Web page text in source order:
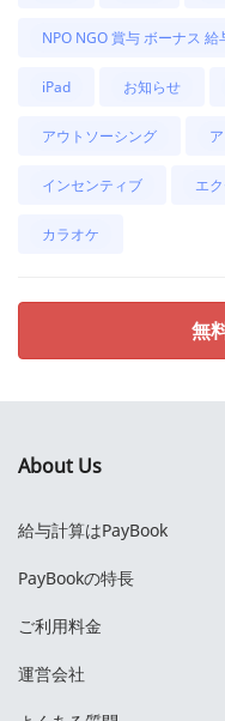
NPO NGO 賞与 ボーナス 給
iPad お知らせ
アウトソーシング
インセンティブ エ
カラオケ
無
About Us
給与計算はPayBook
PayBookの特長
ご利用料金
運営会社